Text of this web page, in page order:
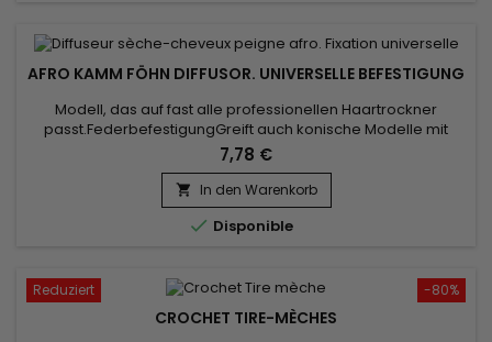
AFRO KAMM FÖHN DIFFUSOR. UNIVERSELLE BEFESTIGUNG
Modell, das auf fast alle professionellen Haartrockner
passt.FederbefestigungGreift auch konische Modelle mit
Gummibremsen.Der maximale Durchmesser Ihres
Haartrockners sollte 50 mm betragenLieferung mit
zusätzlicher Spitze mit einem Durchmesser von 47 mm
7,78 €
 In den Warenkorb
 Disponible
-80%
Reduziert
CROCHET TIRE-MÈCHES